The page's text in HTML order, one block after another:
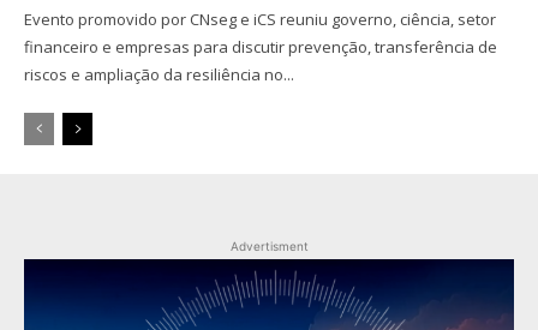
Evento promovido por CNseg e iCS reuniu governo, ciência, setor
financeiro e empresas para discutir prevenção, transferência de
riscos e ampliação da resiliência no...
Advertisment